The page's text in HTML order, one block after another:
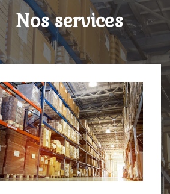
Nos services